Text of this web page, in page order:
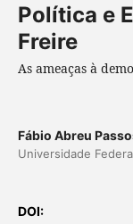
Política e
Freire
As ameaças à
Fábio Abreu
Universidade
DOI: